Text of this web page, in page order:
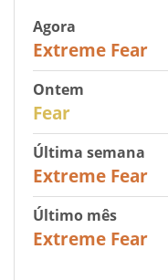
Agora
Extreme Fear
Ontem
Fear
Última semana
Extreme Fear
Último mês
Extreme Fear